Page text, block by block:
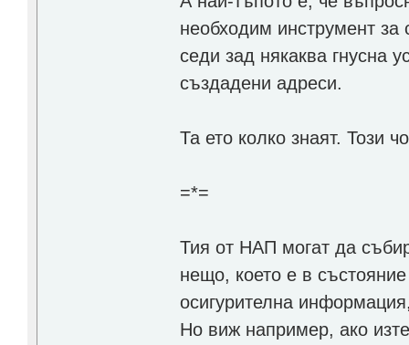
необходим инструмент за
седи зад някаква гнусна
създадени адреси.
Та ето колко знаят. Този
=*=
Тия от НАП могат да
нещо, което е в
осигурителна
Но виж например, ако